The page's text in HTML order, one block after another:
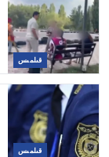
قىلمىس
قىلمىس